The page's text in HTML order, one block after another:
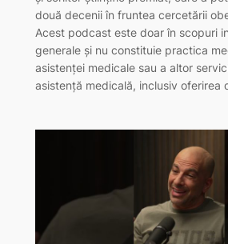
două decenii în fruntea cercetării
Acest podcast este doar în scopuri
generale și nu constituie practica
asistenței medicale sau a altor
asistență medicală, inclusiv oferirea